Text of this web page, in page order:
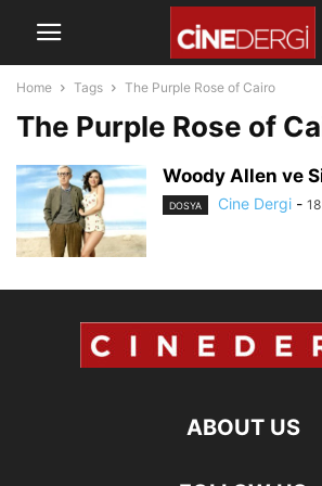
Home Tags The Purple Rose of Cairo
The Purple Rose of
Woody Allen ve
DOSYA Cine Dergi -
ABOUT US